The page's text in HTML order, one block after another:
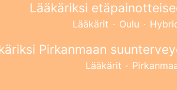
Lääkäriksi
Lääkärit · Oulu ·
Pirkanmaan
Lääkärit ·